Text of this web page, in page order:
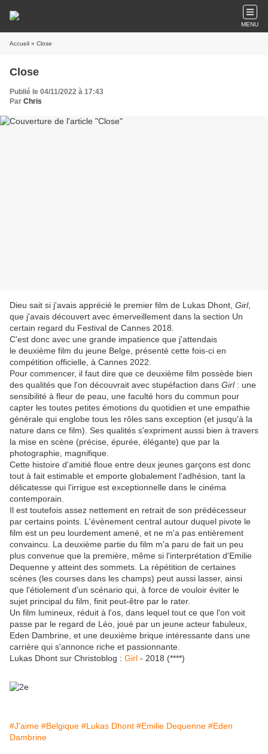
MENU
Accueil » Close
Close
Publié le 04/11/2022 à 17:43
Par Chris
Dieu sait si j'avais apprécié le premier film de Lukas Dhont, Girl,
que j'avais découvert avec émerveillement dans la section Un
certain regard du Festival de Cannes 2018.
C'est donc avec une grande impatience que j'attendais
le deuxième film du jeune Belge, présenté cette fois-ci en
compétition officielle, à Cannes 2022.
Pour commencer, il faut dire que ce deuxième film possède bien
des qualités que l'on découvrait avec stupéfaction dans Girl: une
sensibilité à fleur de peau, une faculté hors du commun pour
capter les toutes petites émotions du quotidien et une empathie
générale qui englobe tous les rôles sans exception (et jusqu'à la
nature dans ce film). Ses qualités s'expriment aussi bien à travers
la mise en scène (précise, épurée, élégante) que par la
photographie, magnifique.
Cette histoire d'amitié floue entre deux jeunes garçons est donc
tout à fait estimable et emporte globalement l'adhésion, tant la
délicatesse qui l'irrigue est exceptionnelle dans le cinéma
contemporain.
Il est toutefois assez nettement en retrait de son prédécesseur
par certains points. L'évènement central autour duquel pivote le
film est un peu lourdement amené, et ne m'a pas entièrement
convaincu. La deuxième partie du film m'a paru de fait un peu
plus convenue que la première, même si l'interprétation d'Emilie
Dequenne y atteint des sommets. La répétition de certaines
scènes (les courses dans les champs) peut aussi lasser, ainsi
que l'étiolement d'un scénario qui, à force de vouloir éviter le
sujet principal du film, finit peut-être par le rater.
Un film lumineux, réduit à l'os, dans lequel tout ce que l'on voit
passe par le regard de Léo, joué par un jeune acteur fabuleux,
Eden Dambrine, et une deuxième brique intéressante dans une
carrière qui s'annonce riche et passionnante.
Lukas Dhont sur Christoblog : Girl - 2018 (****)
#J'aime #Belgique #Lukas Dhont #Emilie Dequenne #Eden
Dambrine